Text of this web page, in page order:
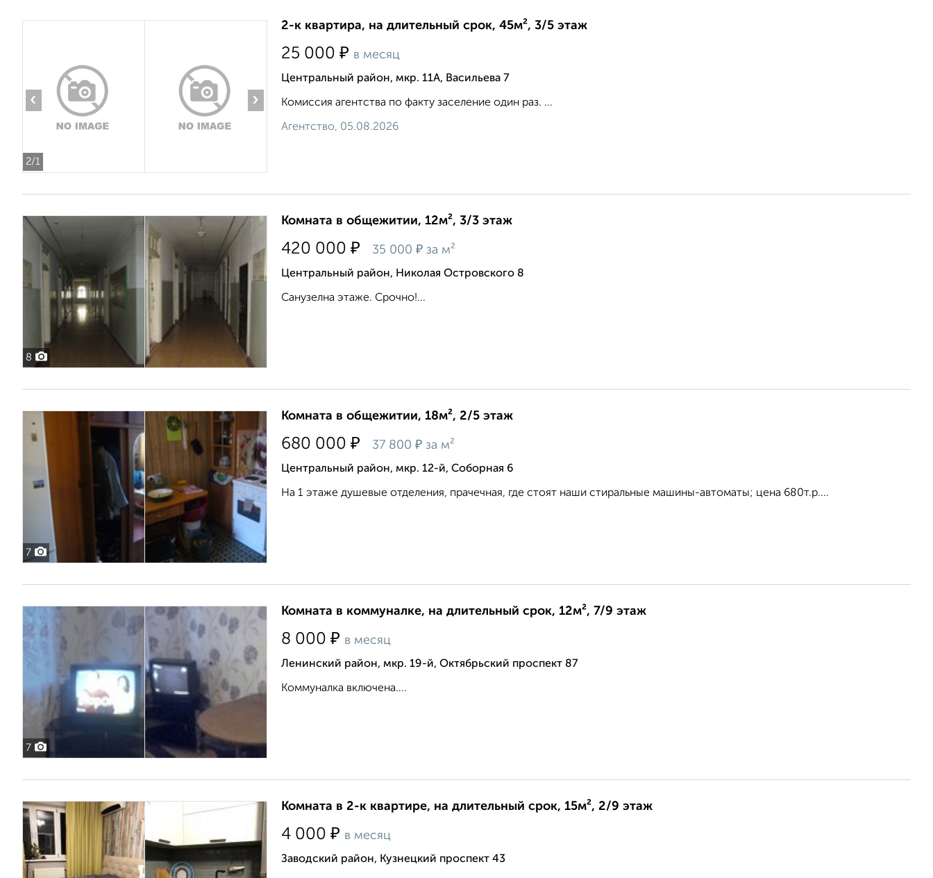
2/1
‹ ›
2-к квартира, на длительный срок, 45м², 3/5 этаж
25 000 ₽ в месяц
Центральный район, мкр. 11А, Васильева 7
Комиссия агентства по факту заселение один раз. ...
Агентство, 05.08.2026
8
Комната в общежитии, 12м², 3/3 этаж
420 000 ₽ 35 000 ₽ за м²
Центральный район, Николая Островского 8
Санузелна этаже. Срочно!...
7
Комната в общежитии, 18м², 2/5 этаж
680 000 ₽ 37 800 ₽ за м²
Центральный район, мкр. 12-й, Соборная 6
На 1 этаже душевые отделения, прачечная, где стоят наши стиральные машины-автоматы; цена 680т.р....
7
Комната в коммуналке, на длительный срок, 12м², 7/9 этаж
8 000 ₽ в месяц
Ленинский район, мкр. 19-й, Октябрьский проспект 87
Коммуналка включена....
Комната в 2-к квартире, на длительный срок, 15м², 2/9 этаж
4 000 ₽ в месяц
Заводский район, Кузнецкий проспект 43